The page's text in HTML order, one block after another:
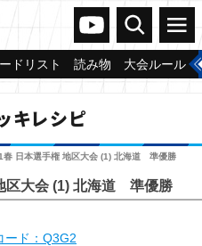
ヴァンガードch
検索 メニュー
ドリスト 読み物 大会ルール
キレシピ
春 日本選手権 地区大会 (1) 北海道 準優勝
区大会 (1) 北海道 準優勝
ード：Q3G2